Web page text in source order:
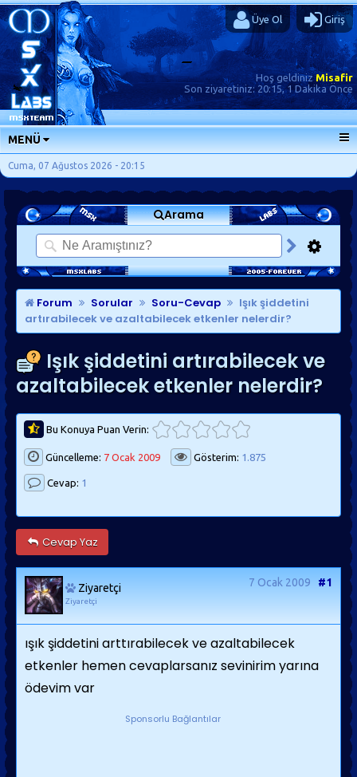
Üye Ol Giriş
Hoş geldinizMisafir
Son ziyaretiniz: 20:15, 1 Dakika Önce
MENÜ
ANA SAYFA
FORUMLAR
SORU-CEVAP
GÜNLÜKLER
SON MESAJLAR
KISAYOLLAR
Cuma, 07 Ağustos 2026 - 20:15
Arama
Forum Sorular Soru-Cevap
Işık şiddetini
artırabilecek ve azaltabilecek etkenler nelerdir?
Işık şiddetini artırabilecek ve
azaltabilecek etkenler nelerdir?
Bu Konuya Puan Verin:
Güncelleme: 7 Ocak 2009 Gösterim: 1.875
Cevap: 1
Cevap Yaz
Ziyaretçi
Ziyaretçi
7 Ocak 2009 #1
ışık şiddetini arttırabilecek ve azaltabilecek
etkenler hemen cevaplarsanız sevinirim yarına
ödevim var
Sponsorlu Bağlantılar